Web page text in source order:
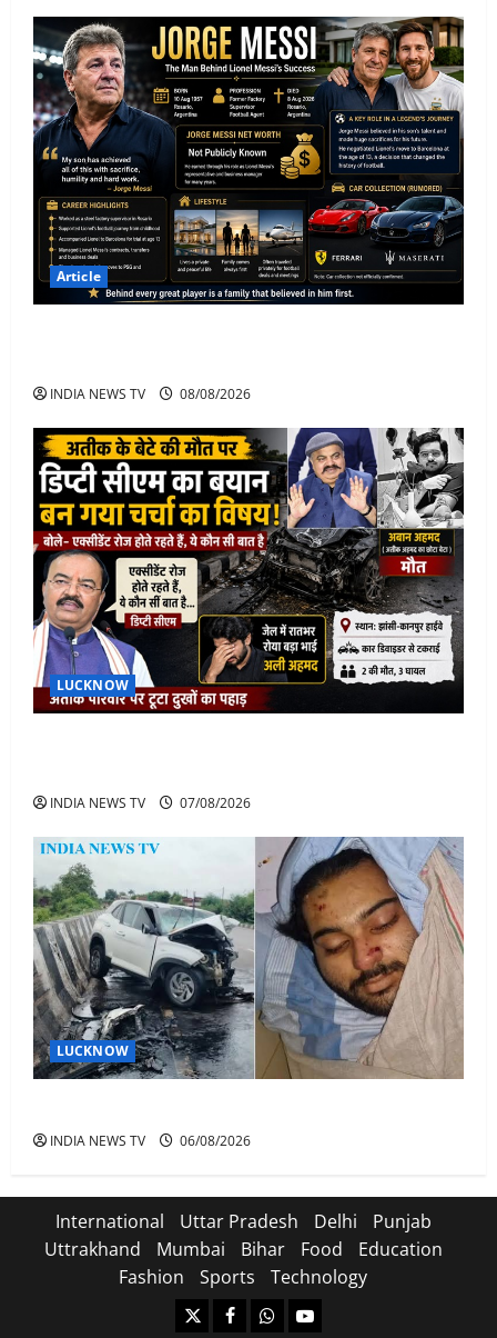
Article
INDIA NEWS TV 08/08/2026
LUCKNOW
INDIA NEWS TV 07/08/2026
LUCKNOW
INDIA NEWS TV 06/08/2026
International Uttar Pradesh Delhi
Punjab
Uttrakhand
Mumbai Bihar Food
Education
Fashion
Sports Technology
https://x.com
facebook.com
https:/whatsapp.com/
Youtube.com